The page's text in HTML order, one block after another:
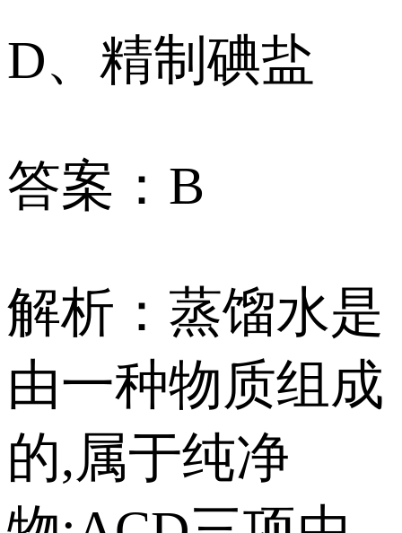
D、精制碘盐
答案：B
解析：蒸馏水是
由一种物质组成
的,属于纯净